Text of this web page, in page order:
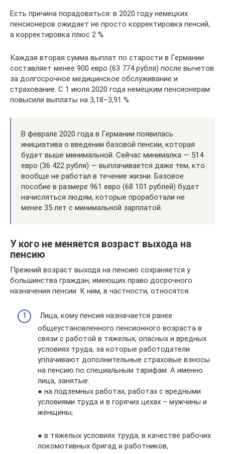
Есть причина порадоваться: в 2020 году немецких
пенсионеров ожидает не просто корректировка пенсий,
а корректировка плюс 2 %
Каждая вторая сумма выплат по старости в Германии
составляет менее 900 евро (63 774 рубля) после вычетов
за долгосрочное медицинское обслуживание и
страхование. С 1 июля 2020 года немецким пенсионерам
повысили выплаты на 3,18–3,91 %.
В феврале 2020 года в Германии появилась
инициатива о введении базовой пенсии, которая
будет выше минимальной. Сейчас минималка — 514
евро (36 422 рубля) — выплачивается даже тем, кто
вообще не работал в течение жизни. Базовое
пособие в размере 961 евро (68 101 рублей) будет
начисляться людям, которые проработали не
менее 35 лет с минимальной зарплатой.
У кого не меняется возраст выхода на
пенсию
Прежний возраст выхода на пенсию сохраняется у
большинства граждан, имеющих право досрочного
назначения пенсии. К ним, в частности, относятся:
Лица, кому пенсия назначается ранее
общеустановленного пенсионного возраста в
связи с работой в тяжелых, опасных и вредных
условиях труда, за которые работодатели
уплачивают дополнительные страховые взносы
на пенсию по специальным тарифам. А именно
лица, занятые:
● на подземных работах, работах с вредными
условиями труда и в горячих цехах – мужчины и
женщины;
● в тяжелых условиях труда, в качестве рабочих
локомотивных бригад и работников,